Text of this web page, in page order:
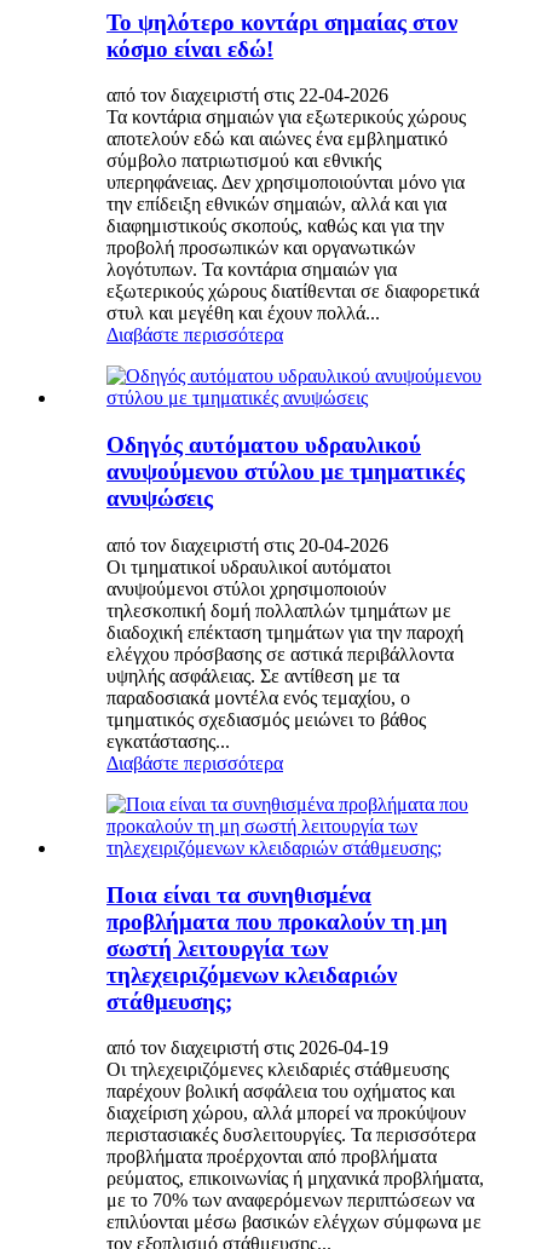
Το ψηλότερο κοντάρι σημαίας στον
κόσμο είναι εδώ!
από τον διαχειριστή στις 22-04-2026
Τα κοντάρια σημαιών για εξωτερικούς χώρους
αποτελούν εδώ και αιώνες ένα εμβληματικό
σύμβολο πατριωτισμού και εθνικής
υπερηφάνειας. Δεν χρησιμοποιούνται μόνο για
την επίδειξη εθνικών σημαιών, αλλά και για
διαφημιστικούς σκοπούς, καθώς και για την
προβολή προσωπικών και οργανωτικών
λογότυπων. Τα κοντάρια σημαιών για
εξωτερικούς χώρους διατίθενται σε διαφορετικά
στυλ και μεγέθη και έχουν πολλά...
Διαβάστε περισσότερα
Οδηγός αυτόματου υδραυλικού
ανυψούμενου στύλου με τμηματικές
ανυψώσεις
από τον διαχειριστή στις 20-04-2026
Οι τμηματικοί υδραυλικοί αυτόματοι
ανυψούμενοι στύλοι χρησιμοποιούν
τηλεσκοπική δομή πολλαπλών τμημάτων με
διαδοχική επέκταση τμημάτων για την παροχή
ελέγχου πρόσβασης σε αστικά περιβάλλοντα
υψηλής ασφάλειας. Σε αντίθεση με τα
παραδοσιακά μοντέλα ενός τεμαχίου, ο
τμηματικός σχεδιασμός μειώνει το βάθος
εγκατάστασης...
Διαβάστε περισσότερα
Ποια είναι τα συνηθισμένα
προβλήματα που προκαλούν τη μη
σωστή λειτουργία των
τηλεχειριζόμενων κλειδαριών
στάθμευσης;
από τον διαχειριστή στις 2026-04-19
Οι τηλεχειριζόμενες κλειδαριές στάθμευσης
παρέχουν βολική ασφάλεια του οχήματος και
διαχείριση χώρου, αλλά μπορεί να προκύψουν
περιστασιακές δυσλειτουργίες. Τα περισσότερα
προβλήματα προέρχονται από προβλήματα
ρεύματος, επικοινωνίας ή μηχανικά προβλήματα,
με το 70% των αναφερόμενων περιπτώσεων να
επιλύονται μέσω βασικών ελέγχων σύμφωνα με
τον εξοπλισμό στάθμευσης...